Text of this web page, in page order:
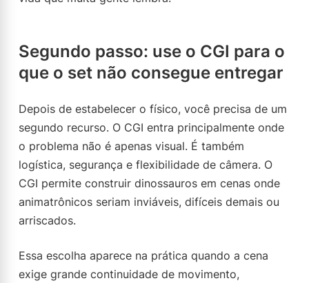
Segundo passo: use o CGI para o
que o set não consegue entregar
Depois de estabelecer o físico, você precisa de um
segundo recurso. O CGI entra principalmente onde
o problema não é apenas visual. É também
logística, segurança e flexibilidade de câmera. O
CGI permite construir dinossauros em cenas onde
animatrônicos seriam inviáveis, difíceis demais ou
arriscados.
Essa escolha aparece na prática quando a cena
exige grande continuidade de movimento,